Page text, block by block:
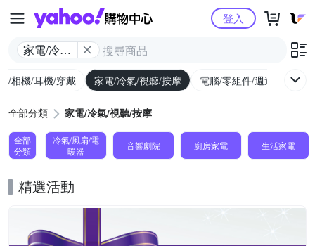
Yahoo購物中心
家電/冷氣/
登入
/相機/耳機/穿戴 家電/冷氣/視聽/按摩 電腦/零組件/週邊/遊戲
全部分類 家電/冷氣/視聽/按摩
全部
分類
冷氣/風扇/電
暖器
音響劇院 廚房家電 生活家電
精選活動